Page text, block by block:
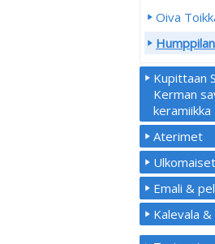
Oiva
Kupittaan
Kerman
keramiikka
Aterimet
Emali &
Kalevala